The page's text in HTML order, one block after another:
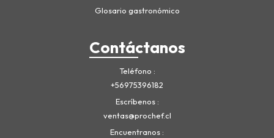
Glosario gastronómico
Contáctanos
Teléfono
+56975396182
Escríbenos
ventas@prochef.cl
Encuentranos